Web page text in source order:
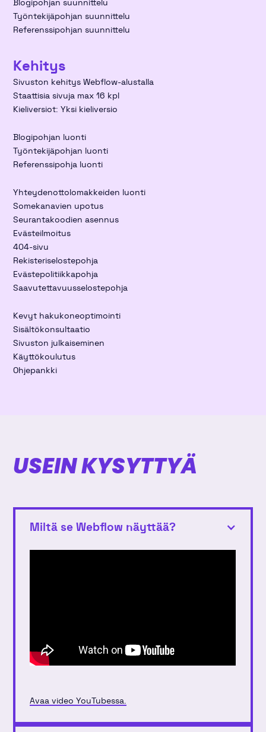
Blogipohjan suunnittelu
Työntekijäpohjan suunnittelu
Referenssipohjan suunnittelu
Kehitys
Sivuston kehitys Webflow-alustalla
Staattisia sivuja max 16 kpl
Kieliversiot: Yksi kieliversio
Blogipohjan luonti
Työntekijäpohjan luonti
Referenssipohja luonti
Yhteydenottolomakkeiden luonti
Somekanavien upotus
Seurantakoodien asennus
Evästeilmoitus
404-sivu
Rekisteriselostepohja
Evästepolitiikkapohja
Saavutettavuusselostepohja
Kevyt hakukoneoptimointi
Sisältökonsultaatio
Sivuston julkaiseminen
Käyttökoulutus
Ohjepankki
USEIN KYSYTTYÄ
Miltä se Webflow näyttää?
Avaa video YouTubessa.